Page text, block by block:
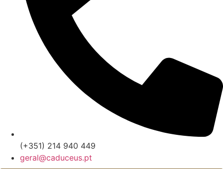
(+351) 214 940 449
geral@caduceus.pt